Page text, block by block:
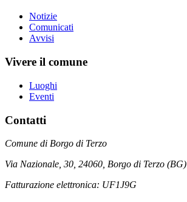
Notizie
Comunicati
Avvisi
Vivere il comune
Luoghi
Eventi
Contatti
Comune di Borgo di Terzo
Via Nazionale, 30, 24060, Borgo di Terzo (BG)
Fatturazione elettronica: UF1J9G